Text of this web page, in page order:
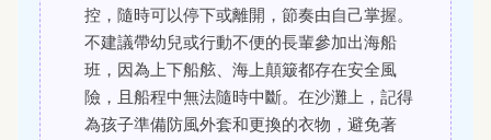
控，隨時可以停下或離開，節奏由自己掌握。
不建議帶幼兒或行動不便的長輩參加出海船
班，因為上下船舷、海上顛簸都存在安全風
險，且船程中無法隨時中斷。在沙灘上，記得
為孩子準備防風外套和更換的衣物，避免著